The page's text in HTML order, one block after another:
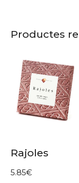
Productes
Rajoles
5.85€